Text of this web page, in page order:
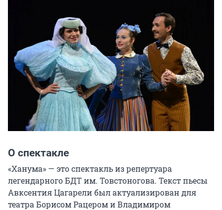
О спектакле
«Ханума» — это спектакль из репертуара
легендарного БДТ им. Товстоногова. Текст пьесы
Авксентия Цагарели был актуализирован для
театра Борисом Рацером и Владимиром